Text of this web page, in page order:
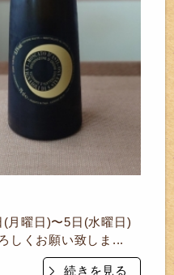
(月曜日)〜5日(水曜日)
しくお願い致しま...
続きを見る